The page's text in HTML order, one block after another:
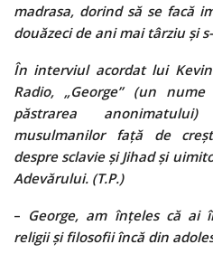
madrasa, dorind să se facă
douăzeci de ani mai târziu și
În interviul acordat lui
Radio, „George” (un
păstrarea
musulmanilor față de
despre sclavie și Jihad și
Adevărului. (T.P.)­
– George, am înțeles că ai
religii și filosofii încă din